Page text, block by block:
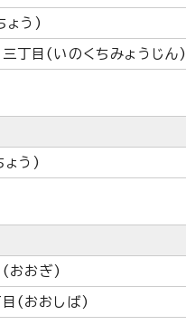
ょう)
丁目(いのくちみょうじん)
ょう)
(おおぎ)
目(おおしば)